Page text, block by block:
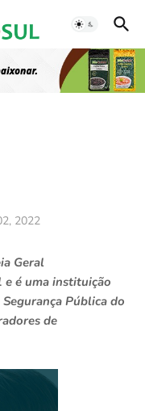
2022
Geral
é uma instituição
Pública do
de